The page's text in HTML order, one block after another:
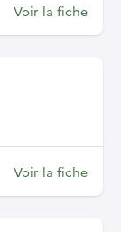
Voir la fiche
Voir la fiche